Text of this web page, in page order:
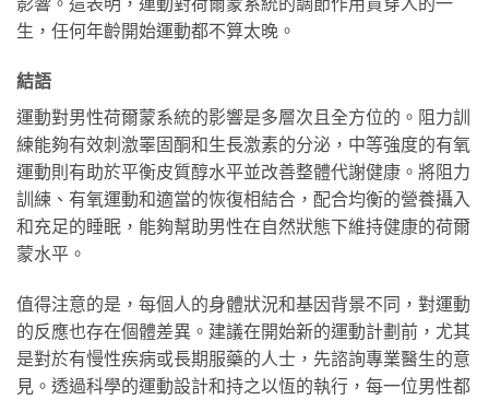
生，任何年齡開始運動都不算太晚。
結語
運動對男性荷爾蒙系統的影響是多層次且全方位的。阻力訓
練能夠有效刺激睪固酮和生長激素的分泌，中等強度的有氧
運動則有助於平衡皮質醇水平並改善整體代謝健康。將阻力
訓練、有氧運動和適當的恢復相結合，配合均衡的營養攝入
和充足的睡眠，能夠幫助男性在自然狀態下維持健康的荷爾
蒙水平。
值得注意的是，每個人的身體狀況和基因背景不同，對運動
的反應也存在個體差異。建議在開始新的運動計劃前，尤其
是對於有慢性疾病或長期服藥的人士，先諮詢專業醫生的意
見。透過科學的運動設計和持之以恆的執行，每一位男性都